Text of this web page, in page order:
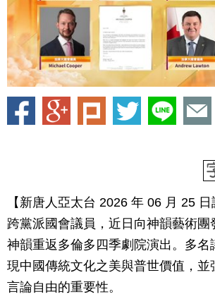
【新唐人亞太台 2026 年 06 月 25
跨黨派國會議員，近日向神韻藝術團
神韻重返多倫多四季劇院演出。多名
現中國傳統文化之美與普世價值，並
言論自由的重要性。